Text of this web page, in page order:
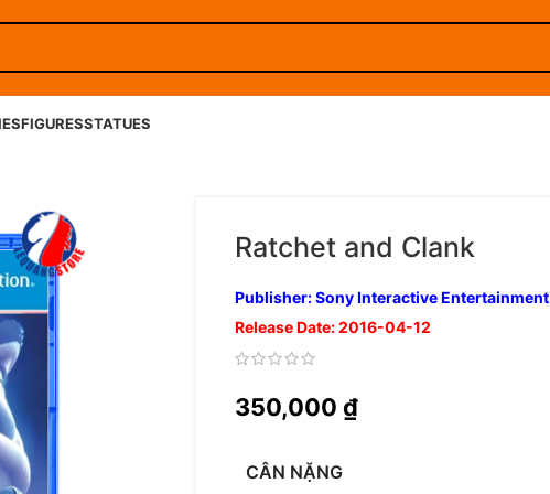
FIGURESSTATUES
Ratchet and Clank
Publisher: Sony Interactive Entertainment
Release Date: 2016-04-12
350,000 ₫
CÂN NẶNG